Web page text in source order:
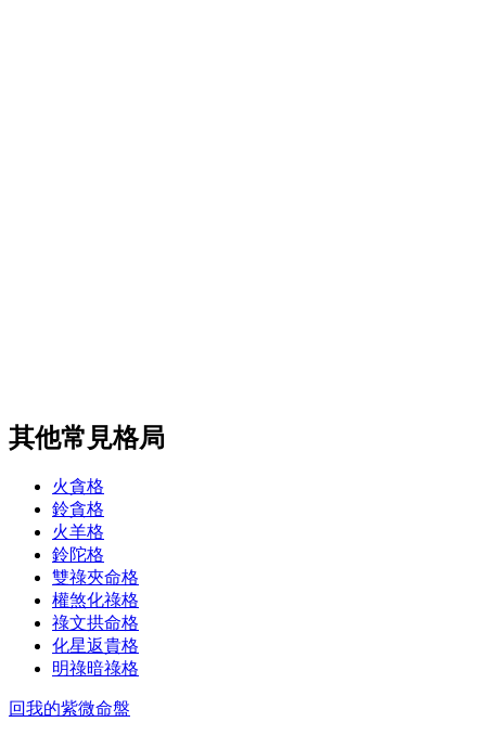
其他常見格局
火貪格
鈴貪格
火羊格
鈴陀格
雙祿夾命格
權煞化祿格
祿文拱命格
化星返貴格
明祿暗祿格
回我的紫微命盤